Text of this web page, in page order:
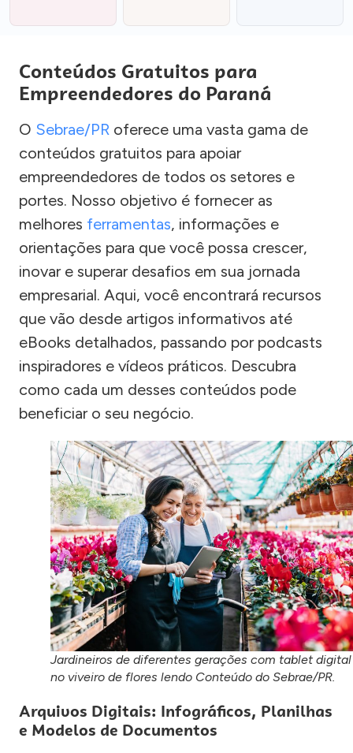
Conteúdos Gratuitos para
Empreendedores do Paraná
O Sebrae/PR oferece uma vasta gama de
conteúdos gratuitos para apoiar
empreendedores de todos os setores e
portes. Nosso objetivo é fornecer as
melhores ferramentas, informações e
orientações para que você possa crescer,
inovar e superar desafios em sua jornada
empresarial. Aqui, você encontrará recursos
que vão desde artigos informativos até
eBooks detalhados, passando por podcasts
inspiradores e vídeos práticos. Descubra
como cada um desses conteúdos pode
beneficiar o seu negócio.
Jardineiros de diferentes gerações com tablet digital
no viveiro de flores lendo Conteúdo do Sebrae/PR.
Arquivos Digitais: Infográficos, Planilhas
e Modelos de Documentos